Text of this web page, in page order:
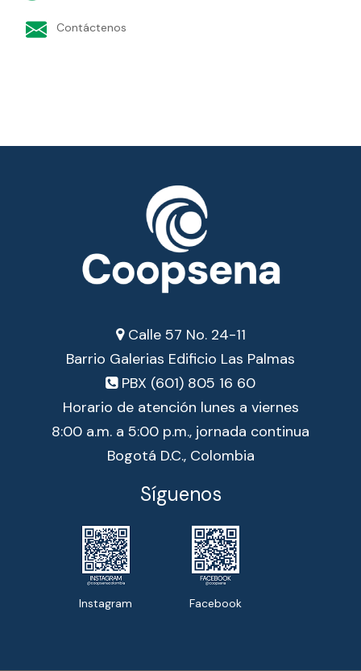
Contáctenos
Calle 57 No. 24-11
Barrio Galerias Edificio Las Palmas
PBX (601) 805 16 60
Horario de atención lunes a viernes
8:00 a.m. a 5:00 p.m., jornada continua
Bogotá D.C., Colombia
Síguenos
Instagram Facebook